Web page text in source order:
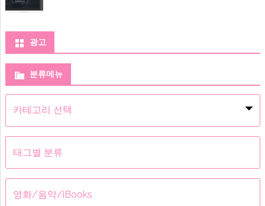
광고
분류메뉴
분
류
뉴
태그별 분류
영화/음악/iBooks